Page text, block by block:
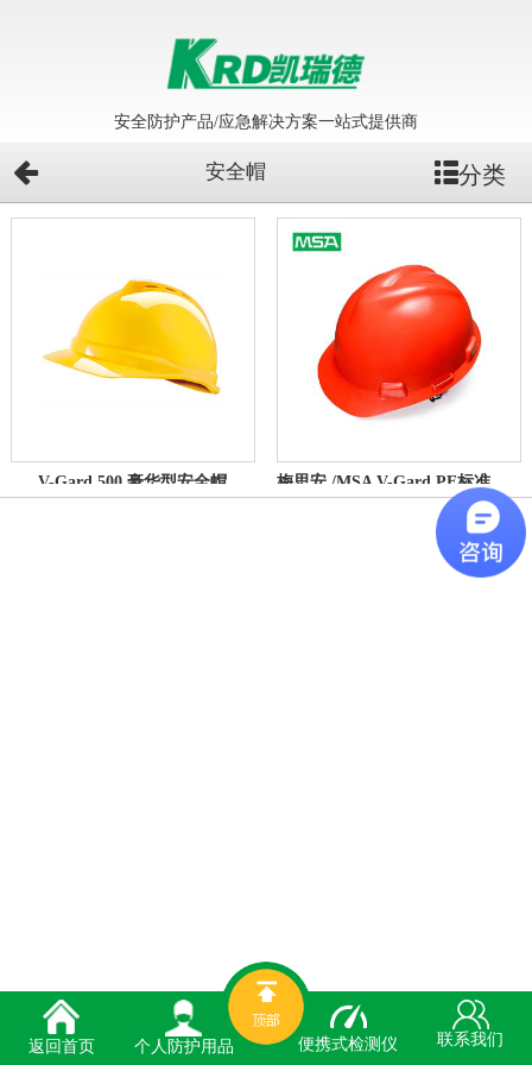
安全防护产品/应急解决方案一站式提供商
安全帽 分类
V-Gard 500 豪华型安全帽 梅思安 /MSA V-Gard PE标准型安全帽工地施工建筑劳保头盔 一指键帽衬 可印字定制LOGO
返回首页 个人防护用品 便携式检测仪 联系我们